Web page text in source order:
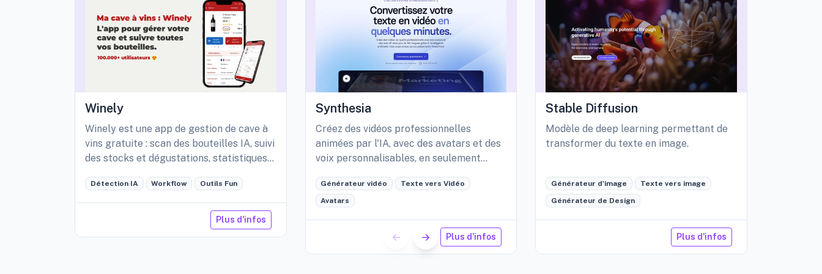
Winely
Winely est une app de gestion de cave à
vins gratuite : scan des bouteilles IA, suivi
des stocks et dégustations, statistiques
Détection IA Workflow Outils Fun
Plus d'infos
Synthesia
Créez des vidéos professionnelles
animées par l'IA, avec des avatars et des
voix personnalisables, en seulement
Générateur vidéo Texte vers Vidéo
Avatars
Plus d'infos
Stable Diffusion
Modèle de deep learning permettant de
transformer du texte en image.
Générateur d'image Texte vers image
Générateur de Design
Plus d'infos